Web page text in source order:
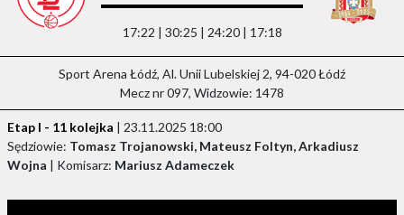
17:22 | 30:25 | 24:20 | 17:18
Sport Arena Łódź, Al. Unii Lubelskiej 2, 94-020 Łódź
Mecz nr 097, Widzowie: 1478
Etap I - 11 kolejka | 23.11.2025 18:00
Sędziowie: Tomasz Trojanowski, Mateusz Foltyn, Arkadiusz
Wojna | Komisarz: Mariusz Adameczek